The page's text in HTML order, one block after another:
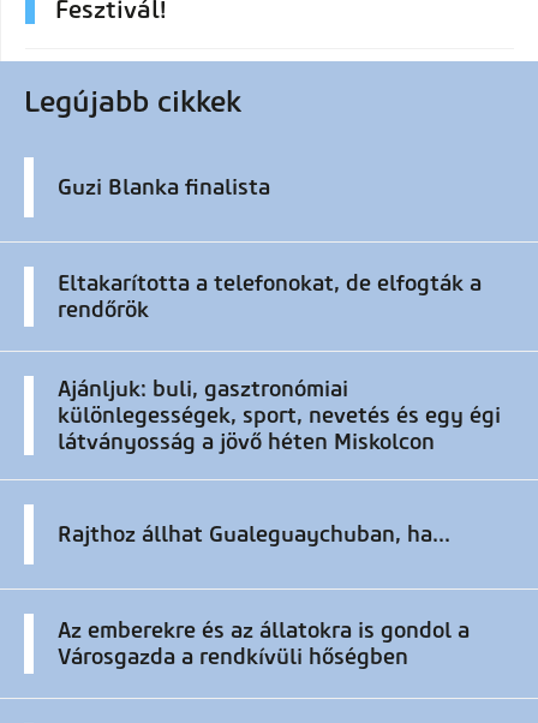
Fesztivál!
Legújabb cikkek
Guzi Blanka finalista
Eltakarította a telefonokat, de elfogták a
rendőrök
Ajánljuk: buli, gasztronómiai
különlegességek, sport, nevetés és egy égi
látványosság a jövő héten Miskolcon
Rajthoz állhat Gualeguaychuban, ha...
Az emberekre és az állatokra is gondol a
Városgazda a rendkívüli hőségben